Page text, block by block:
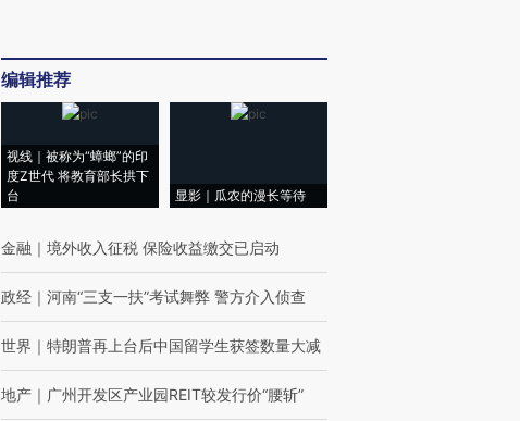
编辑推荐
视线｜被称为“蟑螂”的印
度Z世代 将教育部长拱下
台
显影｜瓜农的漫长等待
金融 ｜ 境外收入征税 保险收益缴交已启动
政经 ｜ 河南“三支一扶”考试舞弊 警方介入侦查
世界 ｜ 特朗普再上台后中国留学生获签数量大减
地产 ｜ 广州开发区产业园REIT较发行价“腰斩”